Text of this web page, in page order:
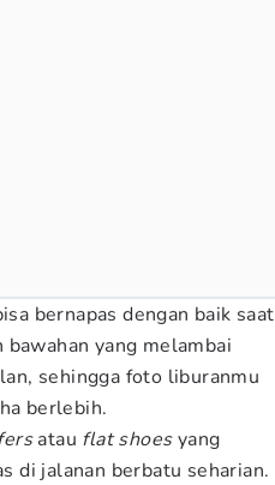
bernapas dengan baik saat
yang melambai
sehingga foto liburanmu
berlebih.
atau flat shoesyang
di jalanan berbatu seharian.